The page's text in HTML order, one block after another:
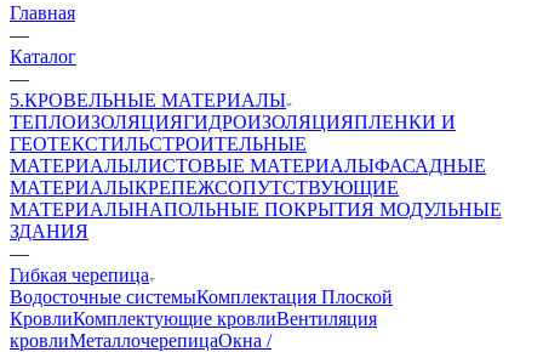
Главная
—
Каталог
—
5.КРОВЕЛЬНЫЕ МАТЕРИАЛЫ
ТЕПЛОИЗОЛЯЦИЯГИДРОИЗОЛЯЦИЯПЛЕНКИ И
ГЕОТЕКСТИЛЬСТРОИТЕЛЬНЫЕ
МАТЕРИАЛЫЛИСТОВЫЕ МАТЕРИАЛЫФАСАДНЫЕ
МАТЕРИАЛЫКРЕПЕЖСОПУТСТВУЮЩИЕ
МАТЕРИАЛЫНАПОЛЬНЫЕ ПОКРЫТИЯ МОДУЛЬНЫЕ
ЗДАНИЯ
—
Гибкая черепица
Водосточные системыКомплектация Плоской
КровлиКомплектующие кровлиВентиляция
кровлиМеталлочерепицаОкна /